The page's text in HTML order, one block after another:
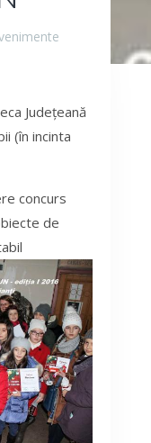
Județeană
(în incinta
concurs
de